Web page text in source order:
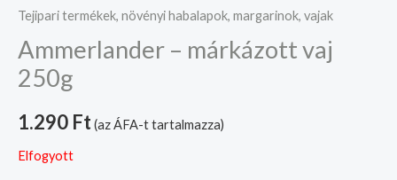
Tejipari termékek, növényi habalapok, margarinok, vajak
Ammerlander – márkázott vaj
250g
1.290 Ft(az ÁFA-t tartalmazza)
Elfogyott